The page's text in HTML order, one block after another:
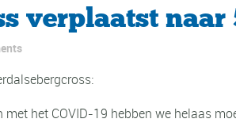
verplaatst naar
het COVID-19 hebben we helaas